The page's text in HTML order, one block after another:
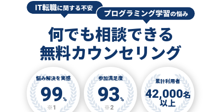
何でも相談できる
無料カウンセリング
悩み解決を実感
99%
※1
参加満足度
93%
※2
累計利用者
42,000名
以上